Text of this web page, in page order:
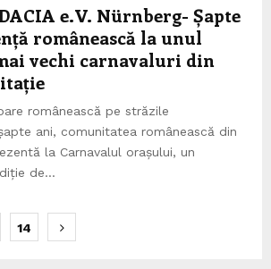
e.V. Nürnberg- Șapte
românească la unul
vechi carnavaluri din
românească pe străzile
ani, comunitatea românească din
la Carnavalul orașului, un
de...
14